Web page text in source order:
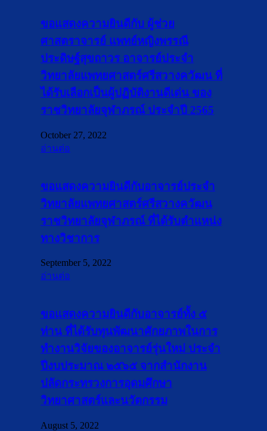
ขอแสดงความยินดีกับ ผู้ช่วย
ศาสตราจารย์ แพทย์หญิงพรรณี
ประดิษฐ์สุขถาวร อาจารย์ประจำ
วิทยาลัยแพทยศาสตร์ศรีสวางควัฒน ที่
ได้รับเลือกเป็นผู้ปฏิบัติงานดีเด่น ของ
ราชวิทยาลัยจุฬาภรณ์ ประจำปี 2565
October 27, 2022
อ่านต่อ
ขอแสดงความยินดีกับอาจารย์ประจำ
วิทยาลัยแพทยศาสตร์ศรีสวางควัฒน
ราชวิทยาลัยจุฬาภรณ์ ที่ได้รับตำแหน่ง
ทางวิชาการ
September 5, 2022
อ่านต่อ
ขอแสดงความยินดีกับอาจารย์ทั้ง ๕
ท่าน ที่ได้รับทุนพัฒนาศักยภาพในการ
ทำงานวิจัยของอาจารย์รุ่นใหม่ ประจำ
ปีงบประมาณ ๒๕๖๕ จากสำนักงาน
ปลัดกระทรวงการอุดมศึกษา
วิทยาศาสตร์และนวัตกรรม
August 5, 2022